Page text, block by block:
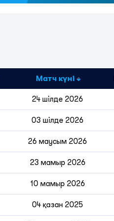
Матч күні
24 шілде 2026
03 шілде 2026
26 маусым 2026
23 мамыр 2026
10 мамыр 2026
04 қазан 2025